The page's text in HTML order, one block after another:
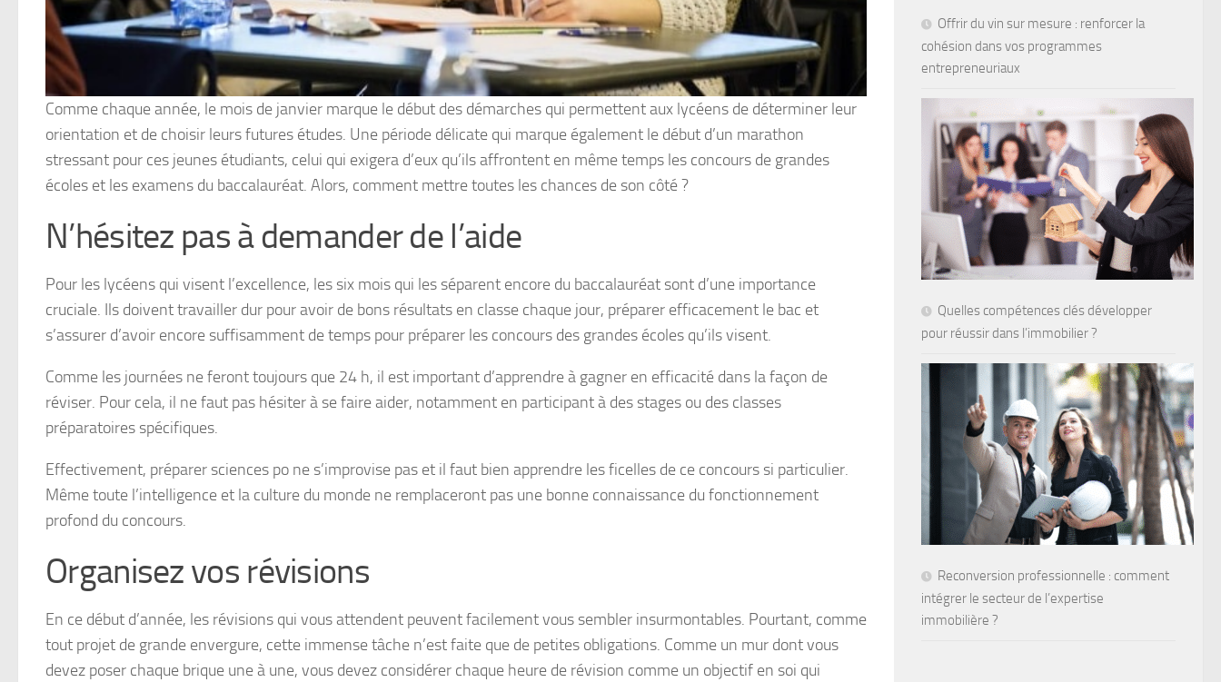
Comme chaque année, le mois de janvier marque le début des démarches qui permettent aux lycéens de déterminer leur
orientation et de choisir leurs futures études. Une période délicate qui marque également le début d’un marathon
stressant pour ces jeunes étudiants, celui qui exigera d’eux qu’ils affrontent en même temps les concours de grandes
écoles et les examens du baccalauréat. Alors, comment mettre toutes les chances de son côté ?
N’hésitez pas à demander de l’aide
Pour les lycéens qui visent l’excellence, les six mois qui les séparent encore du baccalauréat sont d’une importance
cruciale. Ils doivent travailler dur pour avoir de bons résultats en classe chaque jour, préparer efficacement le bac et
s’assurer d’avoir encore suffisamment de temps pour préparer les concours des grandes écoles qu’ils visent.
Comme les journées ne feront toujours que 24 h, il est important d’apprendre à gagner en efficacité dans la façon de
réviser. Pour cela, il ne faut pas hésiter à se faire aider, notamment en participant à des stages ou des classes
préparatoires spécifiques.
Effectivement, préparer sciences po ne s’improvise pas et il faut bien apprendre les ficelles de ce concours si particulier.
Même toute l’intelligence et la culture du monde ne remplaceront pas une bonne connaissance du fonctionnement
profond du concours.
Organisez vos révisions
En ce début d’année, les révisions qui vous attendent peuvent facilement vous sembler insurmontables. Pourtant, comme
tout projet de grande envergure, cette immense tâche n’est faite que de petites obligations. Comme un mur dont vous
devez poser chaque brique une à une, vous devez considérer chaque heure de révision comme un objectif en soi qui
Offrir du vin sur mesure : renforcer la
cohésion dans vos programmes
entrepreneuriaux
Quelles compétences clés développer
pour réussir dans l’immobilier ?
Reconversion professionnelle : comment
intégrer le secteur de l’expertise
immobilière ?